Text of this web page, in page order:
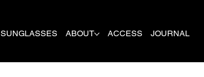
SUNGLASSES ABOUT ACCESS JOURNAL